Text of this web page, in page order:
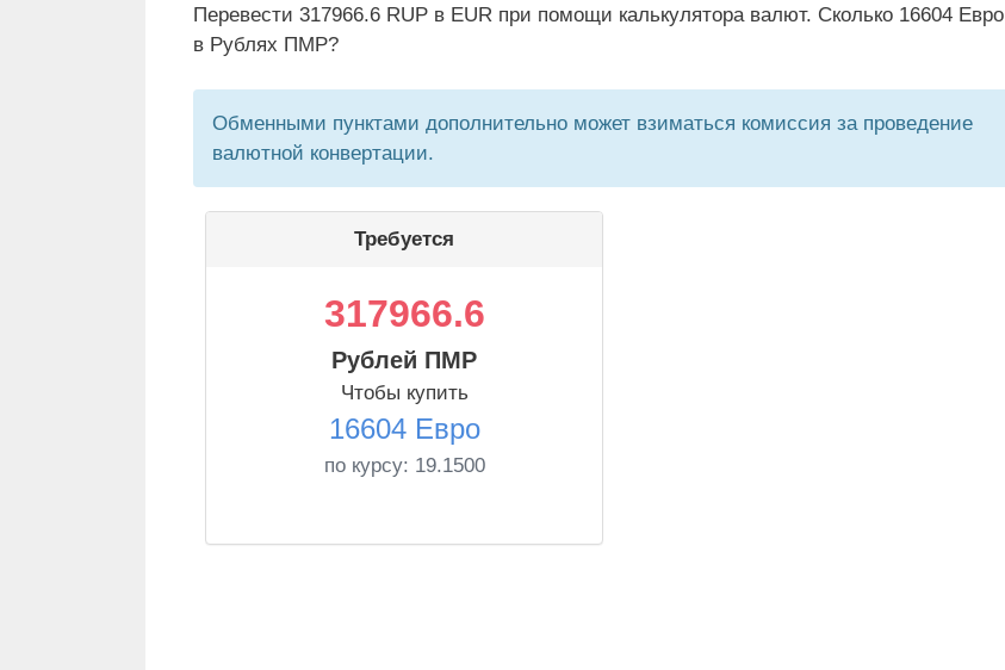
Перевести 317966.6 RUP в EUR при помощи калькулятора валют. Сколько 16604 Евро
в Рублях ПМР?
Обменными пунктами дополнительно может взиматься комиссия за проведение
валютной конвертации.
Требуется
317966.6
Рублей ПМР
Чтобы купить
16604 Евро
по курсу: 19.1500